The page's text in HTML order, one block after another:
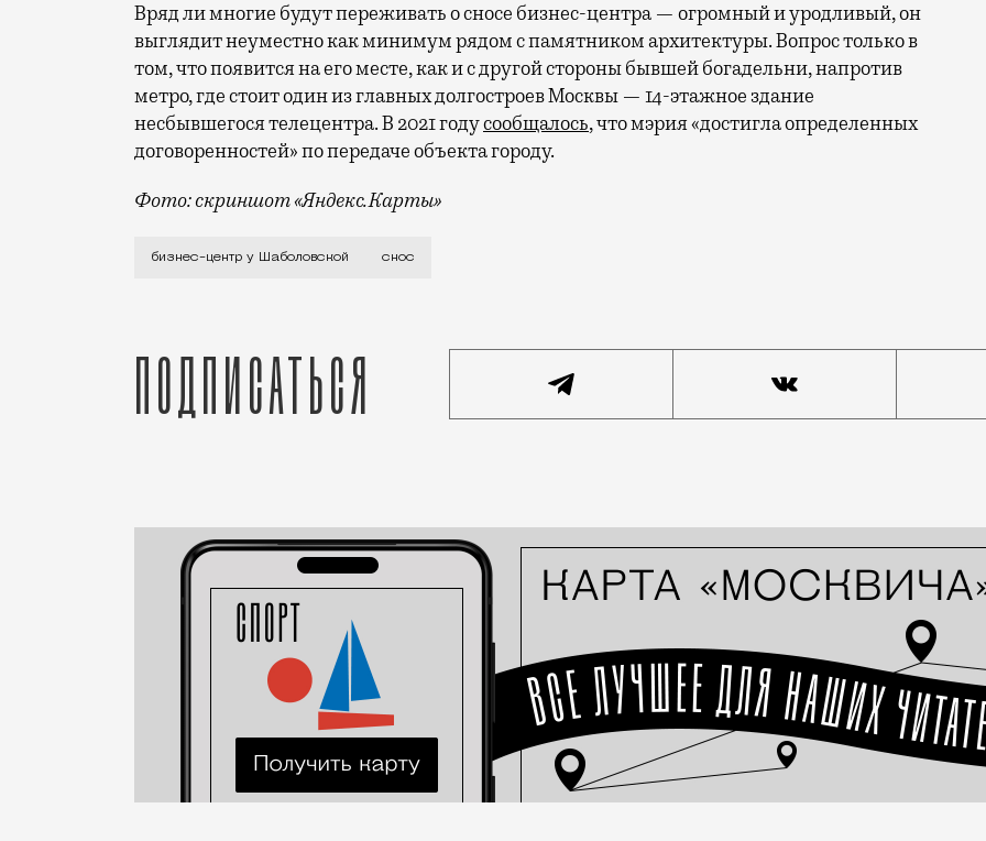
Вряд ли многие будут переживать о сносе бизнес-центра — огромный и уродливый, он
выглядит неуместно как минимум рядом с памятником архитектуры. Вопрос только в
том, что появится на его месте, как и с другой стороны бывшей богадельни, напротив
метро, где стоит один из главных долгостроев Москвы — 14-этажное здание
несбывшегося телецентра. В 2021 годусообщалось, что мэрия «достигла определенных
договоренностей» по передаче объекта городу.
Фото: скриншот «Яндекс.Карты»
Бизнес-центр не только морально устарел, но и обанкротился. Когда-то здания,
бизнес-центр у Шаболовской снос
Подписаться